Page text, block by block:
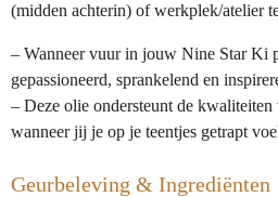
(midden achterin) of werkplek/atelier
– Wanneer vuur in jouw Nine Star Ki
gepassioneerd, sprankelend en
– Deze olie ondersteunt de kwaliteiten
wanneer jij je op je teentjes getrapt
Geurbeleving & Ingrediënten